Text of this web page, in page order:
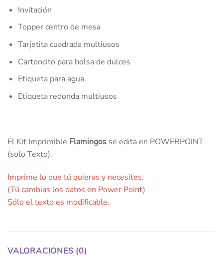
Invitación
Topper centro de mesa
Tarjetita cuadrada multiusos
Cartoncito para bolsa de dulces
Etiqueta para agua
Etiqueta redonda multiusos
El Kit Imprimible Flamingos se edita en POWERPOINT
(solo Texto).
Imprime lo que tú quieras y necesites.
(Tú cambias los datos en Power Point)
Sólo el texto es modificable.
VALORACIONES (0)